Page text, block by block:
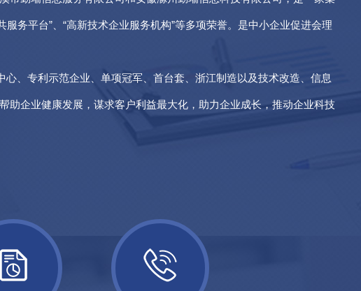
务平台”、“高新技术企业服务机构”等多项荣誉。是中小企业促进会理
、专利示范企业、单项冠军、首台套、浙江制造以及技术改造、信息
企业健康发展，谋求客户利益最大化，助力企业成长，推动企业科技